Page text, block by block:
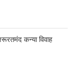
कन्या विवाह